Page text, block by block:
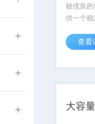
较优良
供一个
CO2气
提供较
查看
大容